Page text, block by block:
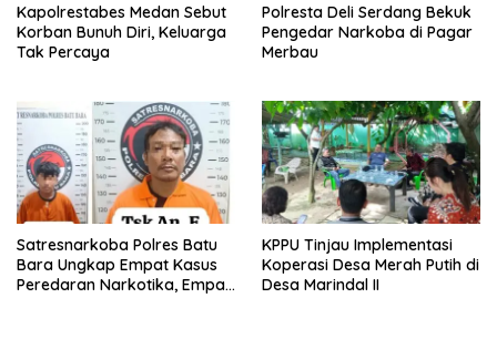
Kapolrestabes Medan Sebut
Korban Bunuh Diri, Keluarga
Tak Percaya
Polresta Deli Serdang Bekuk
Pengedar Narkoba di Pagar
Merbau
Satresnarkoba Polres Batu
Bara Ungkap Empat Kasus
Peredaran Narkotika, Empat
KPPU Tinjau Implementasi
Koperasi Desa Merah Putih di
Desa Marindal II